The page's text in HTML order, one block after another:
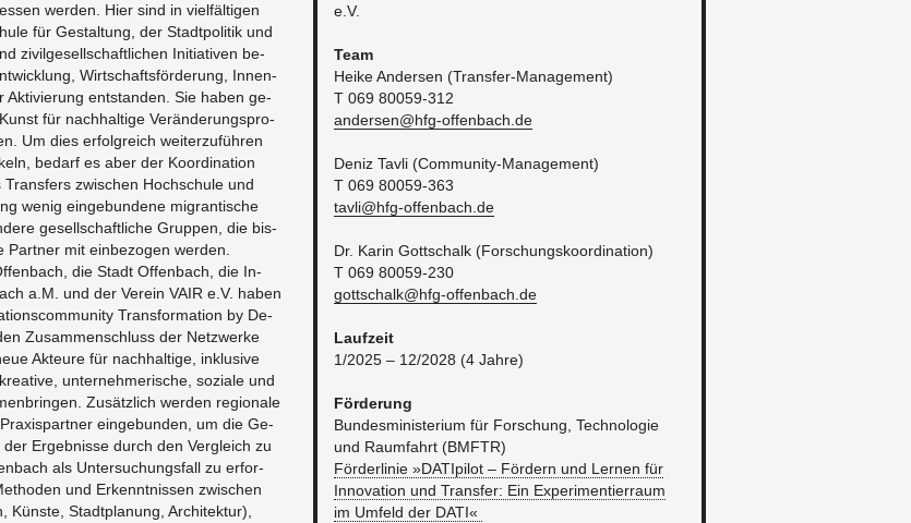
wer­den. Hier sind in viel­fäl­ti­gen
für Ge­stal­tung, der Stadt­po­li­tik und
zi­vil­ge­sell­schaft­li­chen In­itia­ti­ven be­
Wirt­schafts­för­de­rung, In­nen­
Ak­ti­vie­rung ent­stan­den. Sie haben ge­
für nach­hal­ti­ge Ver­än­de­rungs­pro­
Um dies er­folg­reich wei­ter­zu­füh­ren
be­darf es aber der Ko­or­di­na­ti­on
zwi­schen Hoch­schu­le und
wenig ein­ge­bun­de­ne mi­gran­ti­sche
ge­sell­schaft­li­che Grup­pen, die bis­
mit ein­be­zo­gen wer­den.
die Stadt Of­fen­bach, die In­
a.M. und der Ver­ein VAIR e.V. haben
Trans­for­ma­ti­on by De­
Zu­sam­men­schluss der Netz­wer­ke
Ak­teu­re für nach­hal­ti­ge, in­klu­si­ve
un­ter­neh­me­ri­sche, so­zia­le und
Zu­sätz­lich wer­den re­gio­na­le
ein­ge­bun­den, um die Ge­
Er­geb­nis­se durch den Ver­gleich zu
als Un­ter­su­chungs­fall zu er­for­
und Er­kennt­nis­sen zwi­schen
Küns­te, Stadt­pla­nung, Ar­chi­tek­tur),
e.V.
Team
Heike An­der­sen (Trans­fer-Ma­nage­ment)
T 069 80059-312
andersen@​hfg-​offenbach.​de
Deniz Tavli (Com­mu­ni­ty-Ma­nage­ment)
T 069 80059-363
tavli@​hfg-​offenbach.​de
Dr. Karin Gott­schalk (For­schungs­ko­or­di­na­ti­on)
T 069 80059-230
gottschalk@​hfg-​offenbach.​de
Lauf­zeit
1/2025 – 12/2028 (4 Jahre)
För­de­rung
Bun­des­mi­nis­te­ri­um für For­schung, Tech­no­lo­gie
und Raum­fahrt (BMFTR)
För­der­li­nie »DA­TI­pi­lot – För­dern und Ler­nen für
In­no­va­ti­on und Trans­fer: Ein Ex­pe­ri­men­tier­raum
im Um­feld der DATI«